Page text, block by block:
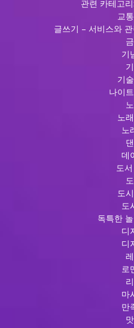
관련 카테고
교
글쓰기 – 서비스와
기
기
나이
노
노
데
도
도
도
독특한
디
디
로
마
만